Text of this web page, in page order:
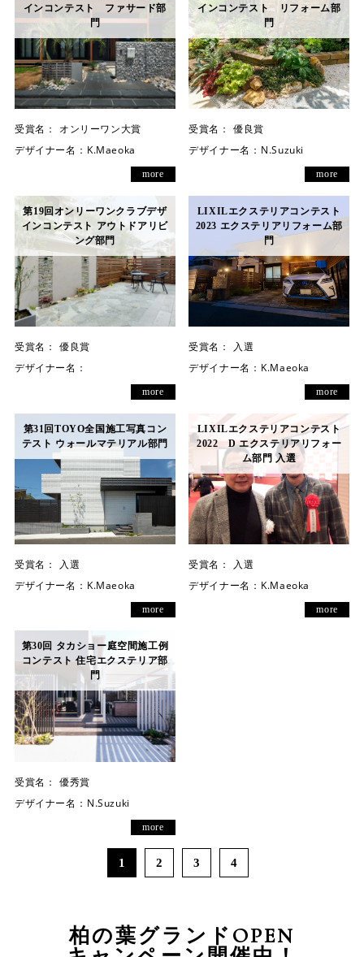
インコンテスト ファサード部
門
受賞名：
オンリーワン大賞
デザイナー名： K.Maeoka
more
インコンテスト リフォーム部
門
受賞名：
優良賞
デザイナー名： N.Suzuki
more
第19回オンリーワンクラブデザ
インコンテスト アウトドアリビ
ング部門
受賞名： 優良賞
デザイナー名：
more
LIXILエクステリアコンテスト
2023 エクステリアリフォーム部
門
受賞名：
入選
デザイナー名： K.Maeoka
more
第31回TOYO全国施工写真コン
テスト ウォールマテリアル部門
受賞名：
入選
デザイナー名： K.Maeoka
more
LIXILエクステリアコンテスト
2022 D エクステリアリフォー
ム部門 入選
受賞名：
入選
デザイナー名： K.Maeoka
more
第30回 タカショー庭空間施工例
コンテスト 住宅エクステリア部
門
受賞名： 優秀賞
デザイナー名： N.Suzuki
more
1 2 3 4
柏の葉グランドOPEN